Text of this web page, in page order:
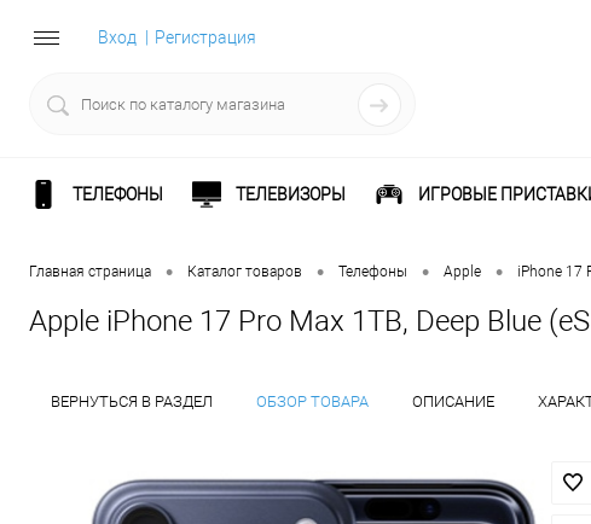
Вход Регистрация
ТЕЛЕФОНЫ ТЕЛЕВИЗОРЫ ИГРОВЫЕ
Главная страница • Каталог товаров • Телефоны • Apple • iPhone 17
Apple iPhone 17 Pro Max 1TB, Deep Blue
ВЕРНУТЬСЯ В РАЗДЕЛ ОБЗОР ТОВАРА ОПИСАНИЕ